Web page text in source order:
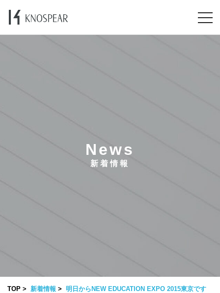
News
新着情報
TOP 新着情報 明日からNEW EDUCATION EXPO 2015東京です